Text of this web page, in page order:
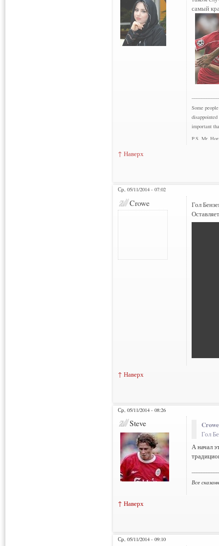
самый
Some
important
P.S. Mr.
↑ Наверх
Ср, 05/11/2014 - 07:02
Crowe
Гол
↑ Наверх
Ср, 05/11/2014 - 08:26
Steve
Гол
А начал
Все
↑ Наверх
Ср, 05/11/2014 - 09:10